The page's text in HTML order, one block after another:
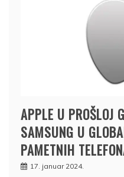
APPLE U PROŠLOJ
SAMSUNG U
PAMETNIH
17. januar 2024.